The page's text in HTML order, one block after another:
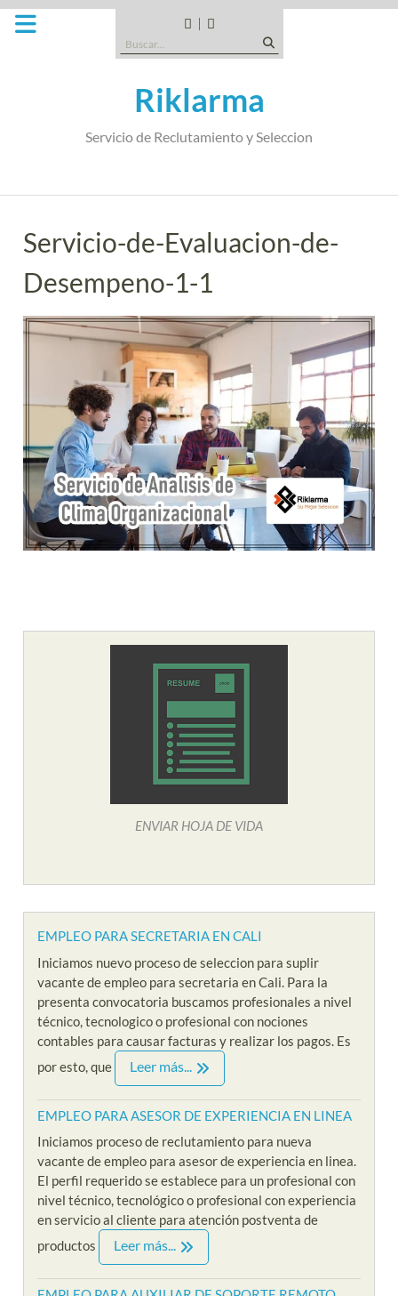
Saltar
CANDIDATOS
TIPO
EMPRESA
SOMOS
Buscar:
Riklarma
Servicio de Reclutamiento y Seleccion
Servicio-de-Evaluacion-de-
Desempeno-1-1
ENVIAR HOJA DE VIDA
EMPLEO PARA SECRETARIA EN CALI
Iniciamos nuevo proceso de seleccion para suplir
vacante de empleo para secretaria en Cali. Para la
presenta convocatoria buscamos profesionales a nivel
técnico, tecnologico o profesional con nociones
contables para causar facturas y realizar los pagos. Es
por esto, que
Leer más...
EMPLEO PARA ASESOR DE EXPERIENCIA EN LINEA
Iniciamos proceso de reclutamiento para nueva
vacante de empleo para asesor de experiencia en linea.
El perfil requerido se establece para un profesional con
nivel técnico, tecnológico o profesional con experiencia
en servicio al cliente para atención postventa de
productos
Leer más...